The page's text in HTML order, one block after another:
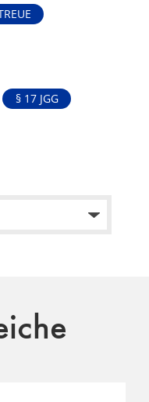
§ 17 JGG